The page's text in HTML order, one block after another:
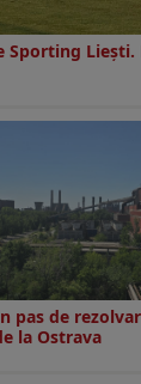
Sporting
pas de
la Ostrava